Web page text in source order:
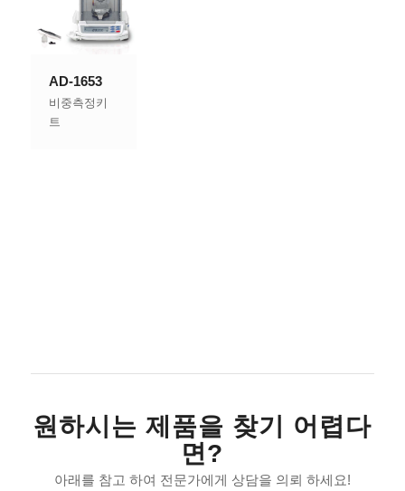
AD-1653
비중측정키
트
원하시는 제품을 찾기 어렵다
면?
아래를 참고 하여 전문가에게 상담을 의뢰 하세요!